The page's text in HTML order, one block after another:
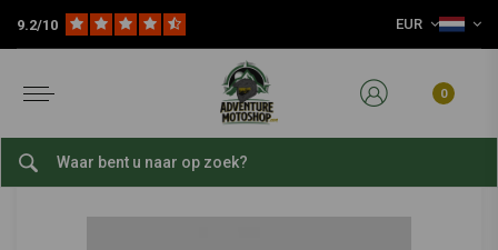
9.2/10 EUR
0
Onderdelen Stuur & Accessoires Stuur Ultra Laag | Zwart
bekijk alles van Renthal
Stuur Ultra Laag | Zwart